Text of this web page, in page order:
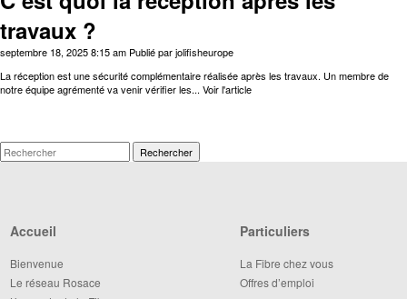
travaux ?
septembre 18, 2025 8:15 am Publié parjolifisheurope
La réception est une sécurité complémentaire réalisée après les travaux. Un membre de
notre équipe agrémenté va venir vérifier les... Voir l'article
Rechercher
Accueil
Bienvenue
Le réseau Rosace
Particuliers
La Fibre chez vous
Offres d’emploi